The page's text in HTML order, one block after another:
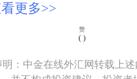
更多>>
赞
( )
：中金在线外汇网转载上